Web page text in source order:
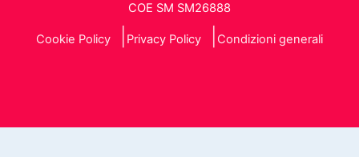
COE SM SM26888
Cookie Policy Privacy Policy Condizioni generali